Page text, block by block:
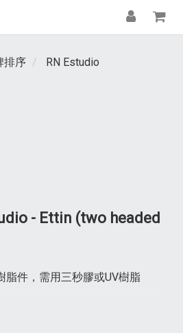
排序 RN Estudio
- Ettin (two headed
脂件，需用三秒膠或UV樹脂